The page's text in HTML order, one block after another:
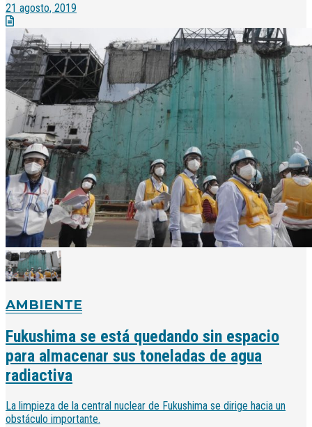
21 agosto, 2019
AMBIENTE
Fukushima se está quedando sin espacio
para almacenar sus toneladas de agua
radiactiva
La limpieza de la central nuclear de Fukushima se dirige hacia un
obstáculo importante.